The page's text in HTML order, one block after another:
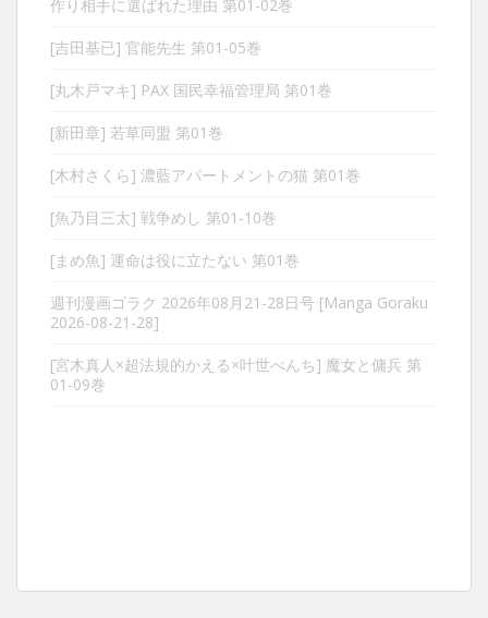
作り相手に選ばれた理由 第01-02巻
[吉田基已] 官能先生 第01-05巻
[丸木戸マキ] PAX 国民幸福管理局 第01巻
[新田章] 若草同盟 第01巻
[木村さくら] 濃藍アパートメントの猫 第01巻
[魚乃目三太] 戦争めし 第01-10巻
[まめ魚] 運命は役に立たない 第01巻
週刊漫画ゴラク 2026年08月21-28日号 [Manga Goraku
2026-08-21-28]
[宮木真人×超法規的かえる×叶世べんち] 魔女と傭兵 第
01-09巻